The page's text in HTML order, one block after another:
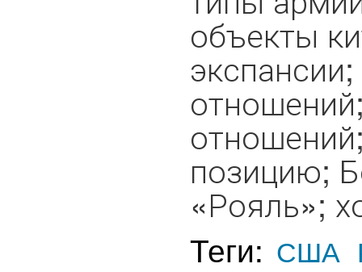
объекты
позицию;
«Рояль»;
Теги: США